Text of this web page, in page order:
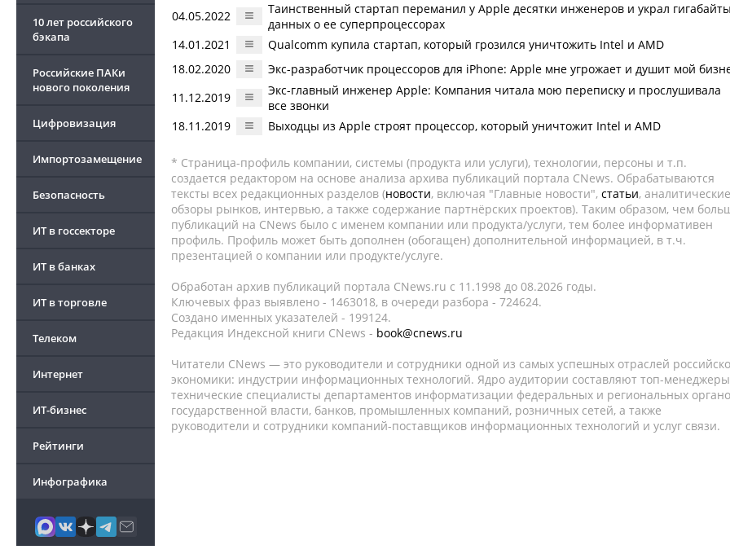
10 лет российского
бэкапа
Российские ПАКи
нового поколения
Цифровизация
Импортозамещение
Безопасность
ИТ в госсекторе
ИТ в банках
ИТ в торговле
Телеком
Интернет
ИТ-бизнес
Рейтинги
Инфографика
04.05.2022
Таинственный стартап переманил у Apple десятки инженеров и украл
данных о ее суперпроцессорах
14.01.2021
Qualcomm купила стартап, который грозился уничтожить Intel и AMD
18.02.2020
Экс-разработчик процессоров для iPhone: Apple мне угрожает и душит мой
11.12.2019
Экс-главный инженер Apple: Компания читала мою переписку и прослушивала
все звонки
18.11.2019
Выходцы из Apple строят процессор, который уничтожит Intel и AMD
* Страница-профиль компании, системы (продукта или услуги), технологии, персоны и т.п.
создается редактором на основе анализа архива публикаций портала CNews. Обрабатываются
тексты всех редакционных разделов (новости, включая "Главные новости", статьи, аналитические
обзоры рынков, интервью, а также содержание партнёрских проектов). Таким образом, чем
публикаций на CNews было с именем компании или продукта/услуги, тем более информативен
профиль. Профиль может быть дополнен (обогащен) дополнительной информацией, в т.ч.
презентацией о компании или продукте/услуге.
Обработан архив публикаций портала CNews.ru c 11.1998 до 08.2026 годы.
Ключевых фраз выявлено - 1463018, в очереди разбора - 724624.
Создано именных указателей - 199124.
Редакция Индексной книги CNews - book@cnews.ru
Читатели CNews — это руководители и сотрудники одной из самых успешных отраслей
экономики: индустрии информационных технологий. Ядро аудитории составляют топ-
технические специалисты департаментов информатизации федеральных и региональных
государственной власти, банков, промышленных компаний, розничных сетей, а также
руководители и сотрудники компаний-поставщиков информационных технологий и услуг связи.